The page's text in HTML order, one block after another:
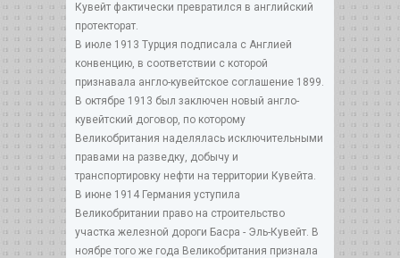
Кувейт фактически превратился в английский
протекторат.
В июле 1913 Турция подписала с Англией
конвенцию, в соответствии с которой
признавала англо-кувейтское соглашение 1899.
В октябре 1913 был заключен новый англо-
кувейтский договор, по которому
Великобритания наделялась исключительными
правами на разведку, добычу и
транспортировку нефти на территории Кувейта.
В июне 1914 Германия уступила
Великобритании право на строительство
участка железной дороги Басра - Эль-Кувейт. В
ноябре того же года Великобритания признала